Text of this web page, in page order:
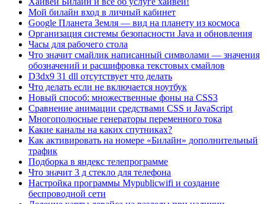
Мой билайн вход в личный кабинет
Google Планета Земля — вид на планету из космоса
Организация системы безопасности Java и обновления
Часы для рабочего стола
Что значит смайлик написанный символами — значения
обозначений и расшифровка текстовых смайлов
D3dx9 31 dll отсутствует что делать
Что делать если не включается ноутбук
Новый способ: множественные фоны на CSS3
Сравнение анимации средствами CSS и JavaScript
Многополюсные генераторы переменного тока
Какие каналы на каких спутниках?
Как активировать на номере «Билайн» дополнительный
трафик
Подборка в яндекс телепрограмме
Что значит 3 д стекло для телефона
Настройка программы Mypublicwifi и создание
беспроводной сети